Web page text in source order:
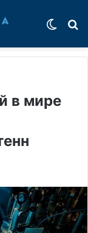
в мире